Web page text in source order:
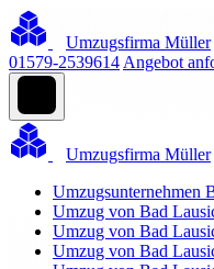
Umzugsfirma Müller
01579-2539614 Angebot
Umzugsfirma Müller
Umzugsunternehmen
Umzug von Bad
Umzug von Bad
Umzug von Bad